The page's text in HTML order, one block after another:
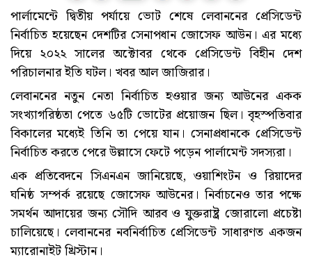
পার্লামেন্টে দ্বিতীয় পর্যায়ে ভোট শেষে লেবাননের প্রেসিডেন্ট
নির্বাচিত হয়েছেন দেশটির সেনাপধান জোসেফ আউন। এর মধ্যে
দিয়ে ২০২২ সালের অক্টোবর থেকে প্রেসিডেন্ট বিহীন দেশ
পরিচালনার ইতি ঘটল। খবর আল জাজিরার।
লেবাননের নতুন নেতা নির্বাচিত হওয়ার জন্য আউনের একক
সংখ্যাগরিষ্ঠতা পেতে ৬৫টি ভোটের প্রয়োজন ছিল। বৃহস্পতিবার
বিকালের মধ্যেই তিনি তা পেয়ে যান। সেনাপ্রধানকে প্রেসিডেন্ট
নির্বাচিত করতে পেরে উল্লাসে ফেটে পড়েন পার্লামেন্ট সদস্যরা।
এক প্রতিবেদনে সিএনএন জানিয়েছে, ওয়াশিংটন ও রিয়াদের
ঘনিষ্ঠ সম্পর্ক রয়েছে জোসেফ আউনের। নির্বাচনেও তার পক্ষে
সমর্থন আদায়ের জন্য সৌদি আরব ও যুক্তরাষ্ট্র জোরালো প্রচেষ্টা
চালিয়েছে। লেবাননের নবনির্বাচিত প্রেসিডেন্ট সাধারণত একজন
ম্যারোনাইট খ্রিস্টান।